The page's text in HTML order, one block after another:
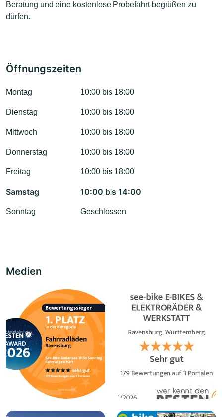
Beratung und eine kostenlose Probefahrt begrüßen zu
dürfen.
Öffnungszeiten
Montag 10:00 bis 18:00
Dienstag 10:00 bis 18:00
Mittwoch 10:00 bis 18:00
Donnerstag 10:00 bis 18:00
Freitag 10:00 bis 18:00
Samstag 10:00 bis 14:00
Sonntag Geschlossen
Medien